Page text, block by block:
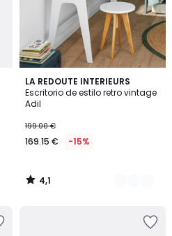
LA REDOUTE INTERIEURS
Escritorio de estilo retro vintage
Adil
199.00 €
169.15 € -15%
4,1
/ 5
4
Colores
4,1
/